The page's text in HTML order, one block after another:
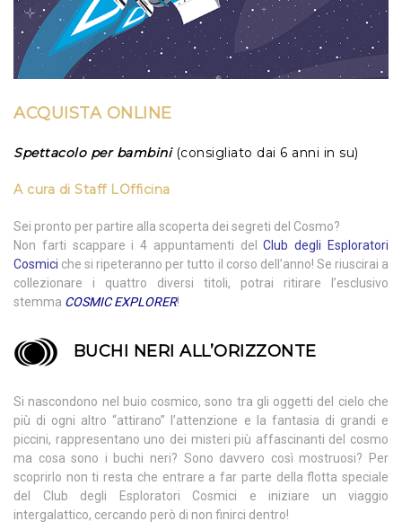
ACQUISTA ONLINE
Spettacolo per bambini(consigliato dai 6 anni in su)
A cura di Staff LOfficina
Sei pronto per partire alla scoperta dei segreti del Cosmo?
Non farti scappare i 4 appuntamenti delClub degli Esploratori
Cosmici che si ripeteranno per tutto il corso dell’anno! Se riuscirai a
collezionare i quattro diversi titoli, potrai ritirare l’esclusivo
stemma COSMIC EXPLORER!
BUCHI NERI ALL’ORIZZONTE
Si nascondono nel buio cosmico, sono tra gli oggetti del cielo che
più di ogni altro “attirano” l’attenzione e la fantasia di grandi e
piccini, rappresentano uno dei misteri più affascinanti del cosmo
ma cosa sono i buchi neri? Sono davvero così mostruosi? Per
scoprirlo non ti resta che entrare a far parte della flotta speciale
del Club degli Esploratori Cosmici e iniziare un viaggio
intergalattico, cercando però di non finirci dentro!